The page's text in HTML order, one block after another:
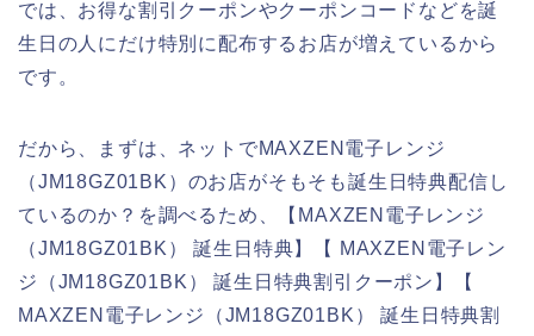
では、お得な割引クーポンやクーポンコードなどを誕
生日の人にだけ特別に配布するお店が増えているから
です。
だから、まずは、ネットでMAXZEN電子レンジ
（JM18GZ01BK）のお店がそもそも誕生日特典配信し
ているのか？を調べるため、【MAXZEN電子レンジ
（JM18GZ01BK） 誕生日特典】【 MAXZEN電子レン
ジ（JM18GZ01BK） 誕生日特典割引クーポン】【
MAXZEN電子レンジ（JM18GZ01BK） 誕生日特典割